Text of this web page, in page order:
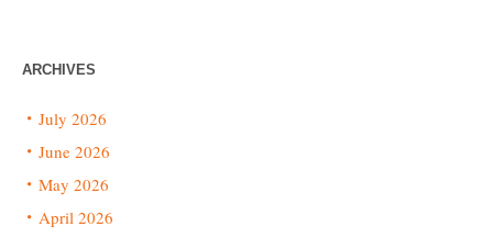
ARCHIVES
July 2026
June 2026
May 2026
April 2026